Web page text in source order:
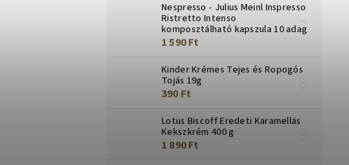
Nespresso - Julius Meinl Inspresso
Ristretto Intenso
komposztálható kapszula 10 adag
1 590 Ft
Kinder Krémes Tejes és Ropogós
Tojás 19g
390 Ft
Lotus Biscoff Eredeti Karamellás
Kekszkrém 400 g
1 890 Ft